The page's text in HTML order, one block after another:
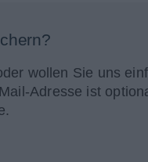
wollen Sie uns
Adresse ist